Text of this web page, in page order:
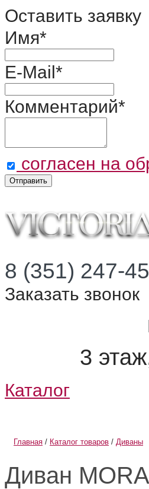
Оставить заявку
Имя*
E-Mail*
Комментарий*
согласен на
Отправить
8 (351) 247-
Заказать звонок
3
Каталог
Главная / Каталог товаров / Диваны
Диван